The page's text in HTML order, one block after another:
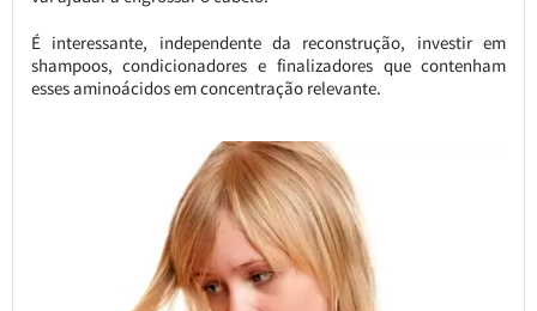
É interessante, independente da reconstrução, investir em
shampoos, condicionadores e finalizadores que contenham
esses aminoácidos em concentração relevante.